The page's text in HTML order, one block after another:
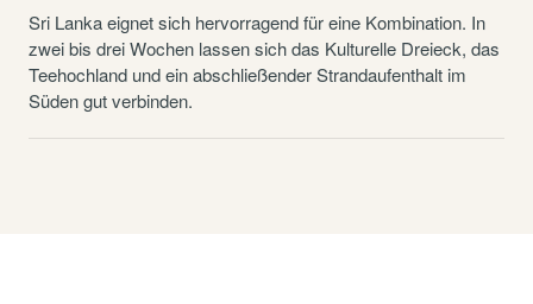
Sri Lanka eignet sich hervorragend für eine Kombination. In
zwei bis drei Wochen lassen sich das Kulturelle Dreieck, das
Teehochland und ein abschließender Strandaufenthalt im
Süden gut verbinden.